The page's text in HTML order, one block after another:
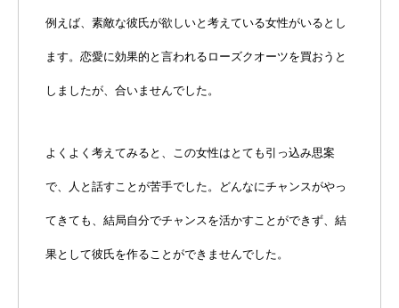
例えば、素敵な彼氏が欲しいと考えている女性がいるとし
ます。恋愛に効果的と言われるローズクオーツを買おうと
しましたが、合いませんでした。
よくよく考えてみると、この女性はとても引っ込み思案
で、人と話すことが苦手でした。どんなにチャンスがやっ
てきても、結局自分でチャンスを活かすことができず、結
果として彼氏を作ることができませんでした。